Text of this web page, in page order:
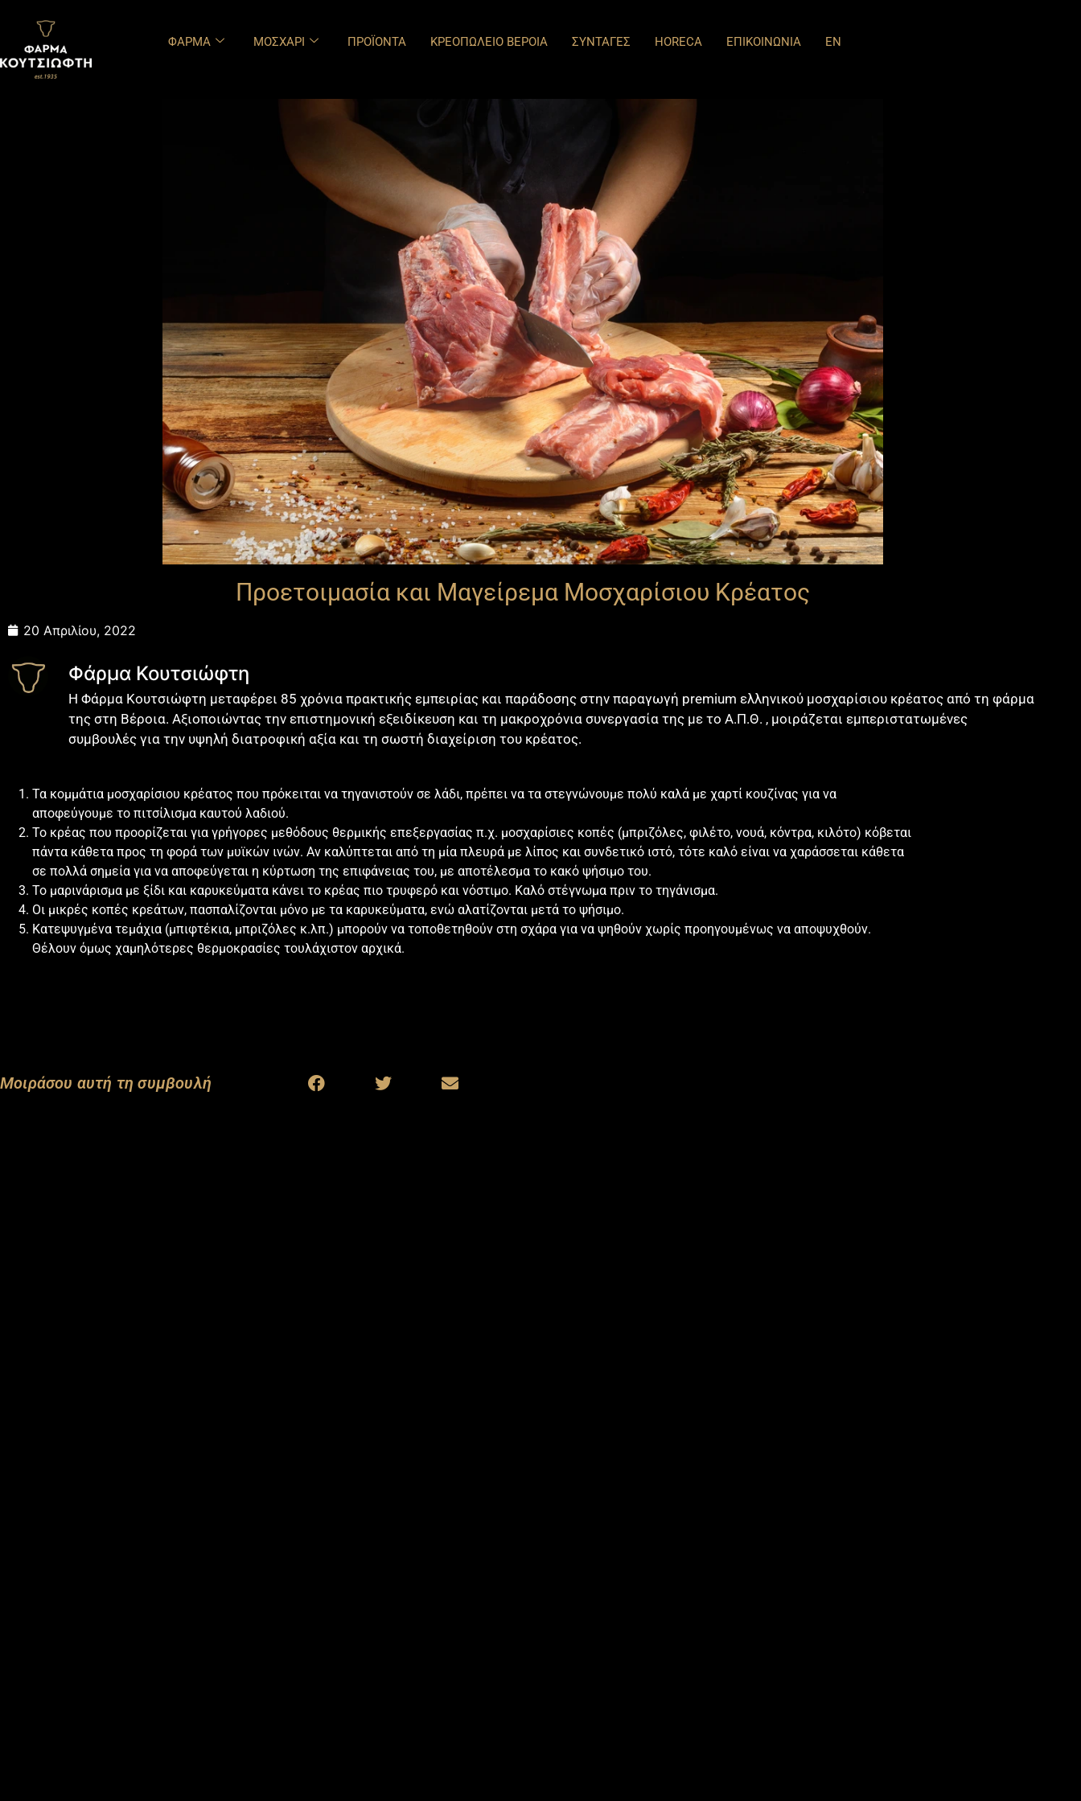
περιεχόμενο
ΦΑΡΜΑ ΜΟΣΧΑΡΙ ΠΡΟΪΟΝΤΑ ΚΡΕΟΠΩΛΕΙΟ ΒΕΡΟΙΑ ΣΥΝΤΑΓΕΣ HORECA ΕΠΙΚΟΙΝΩΝΙΑ EN
Προετοιμασία και Μαγείρεμα Μοσχαρίσιου Κρέατος
20 Απριλίου, 2022
Φάρμα Κουτσιώφτη
Η Φάρμα Κουτσιώφτη μεταφέρει 85 χρόνια πρακτικής εμπειρίας και παράδοσης στην παραγωγή premium ελληνικού μοσχαρίσιου κρέατος από τη φάρμα
της στη Βέροια. Αξιοποιώντας την επιστημονική εξειδίκευση και τη μακροχρόνια συνεργασία της με το Α.Π.Θ. , μοιράζεται εμπεριστατωμένες
συμβουλές για την υψηλή διατροφική αξία και τη σωστή διαχείριση του κρέατος.
Τα κομμάτια μοσχαρίσιου κρέατος που πρόκειται να τηγανιστούν σε λάδι, πρέπει να τα στεγνώνουμε πολύ καλά με χαρτί κουζίνας για να
αποφεύγουμε το πιτσίλισμα καυτού λαδιού.
Το κρέας που προορίζεται για γρήγορες μεθόδους θερμικής επεξεργασίας π.χ. μοσχαρίσιες κοπές (μπριζόλες, φιλέτο, νουά, κόντρα, κιλότο) κόβεται
πάντα κάθετα προς τη φορά των μυϊκών ινών. Αν καλύπτεται από τη μία πλευρά με λίπος και συνδετικό ιστό, τότε καλό είναι να χαράσσεται κάθετα
σε πολλά σημεία για να αποφεύγεται η κύρτωση της επιφάνειας του, με αποτέλεσμα το κακό ψήσιμο του.
Το μαρινάρισμα με ξίδι και καρυκεύματα κάνει το κρέας πιο τρυφερό και νόστιμο. Καλό στέγνωμα πριν το τηγάνισμα.
Οι μικρές κοπές κρεάτων, πασπαλίζονται μόνο με τα καρυκεύματα, ενώ αλατίζονται μετά το ψήσιμο.
Κατεψυγμένα τεμάχια (μπιφτέκια, μπριζόλες κ.λπ.) μπoρούν να τοποθετηθούν στη σχάρα για να ψηθούν χωρίς προηγουμένως να αποψυχθούν.
Θέλουν όμως χαμηλότερες θερμοκρασίες τουλάχιστον αρχικά.
Μοιράσου αυτή τη συμβουλή